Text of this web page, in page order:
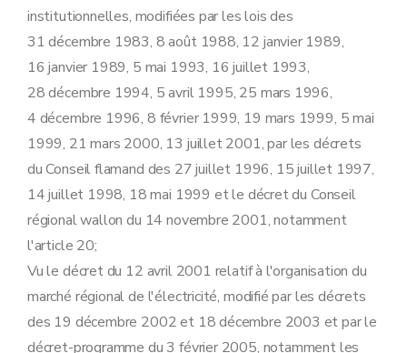
Art. 13
Section3
En matière de fourniture industrielle de plus de 20 GWh par an et d'autoproduction d'électricité verte
Art.14 bis
Chapitre III
Obligations de service public spécifiques aux gestionnaires de réseaux
Section première En matière de sécurité, régularité et qualité d'approvisionnement
Art. 15
Art. 17
Art. 18
Art. 19
Art. 20
Art. 21
Art.
Art. 22
Art.22bis
Section 2
En matière de protection de l'environnement
Art. 23
Art. 24
Art.24bis
institutionnelles, modifiées par les lois des
31 décembre 1983, 8 août 1988, 12 janvier 1989,
16 janvier 1989, 5 mai 1993, 16 juillet 1993,
28 décembre 1994, 5 avril 1995, 25 mars 1996,
4 décembre 1996, 8 février 1999, 19 mars 1999, 5 mai
1999, 21 mars 2000, 13 juillet 2001, par les décrets
du Conseil flamand des 27 juillet 1996, 15 juillet 1997,
14 juillet 1998, 18 mai 1999 et le décret du Conseil
régional wallon du 14 novembre 2001, notamment
l'article 20;
Vu le décret du 12 avril 2001 relatif à l'organisation du
marché régional de l'électricité, modifié par les décrets
des 19 décembre 2002 et 18 décembre 2003 et par le
décret-programme du 3 février 2005, notamment les